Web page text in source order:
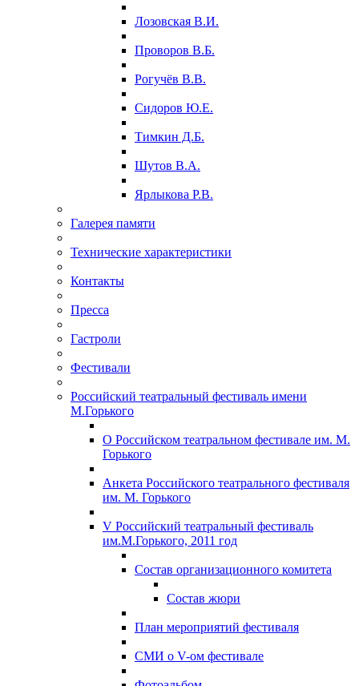
Лозовская В.И.
Проворов В.Б.
Рогучёв В.В.
Сидоров Ю.Е.
Тимкин Д.Б.
Шутов В.А.
Ярлыкова Р.В.
Галерея памяти
Технические характеристики
Контакты
Пресса
Гастроли
Фестивали
Российский театральный фестиваль имени
М.Горького
О Российском театральном фестивале им. М.
Горького
Анкета Российского театрального фестиваля
им. М. Горького
V Российский театральный фестиваль
им.М.Горького, 2011 год
Состав организационного комитета
Состав жюри
План мероприятий фестиваля
СМИ о V-ом фестивале